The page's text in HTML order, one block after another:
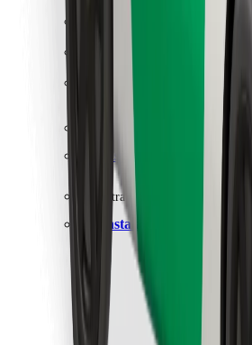
Segurança
Uma viagem em poucos minutos!
Instalar app da Bolt
Encontra o teu prato favorito!
Instalar app da Bolt Food